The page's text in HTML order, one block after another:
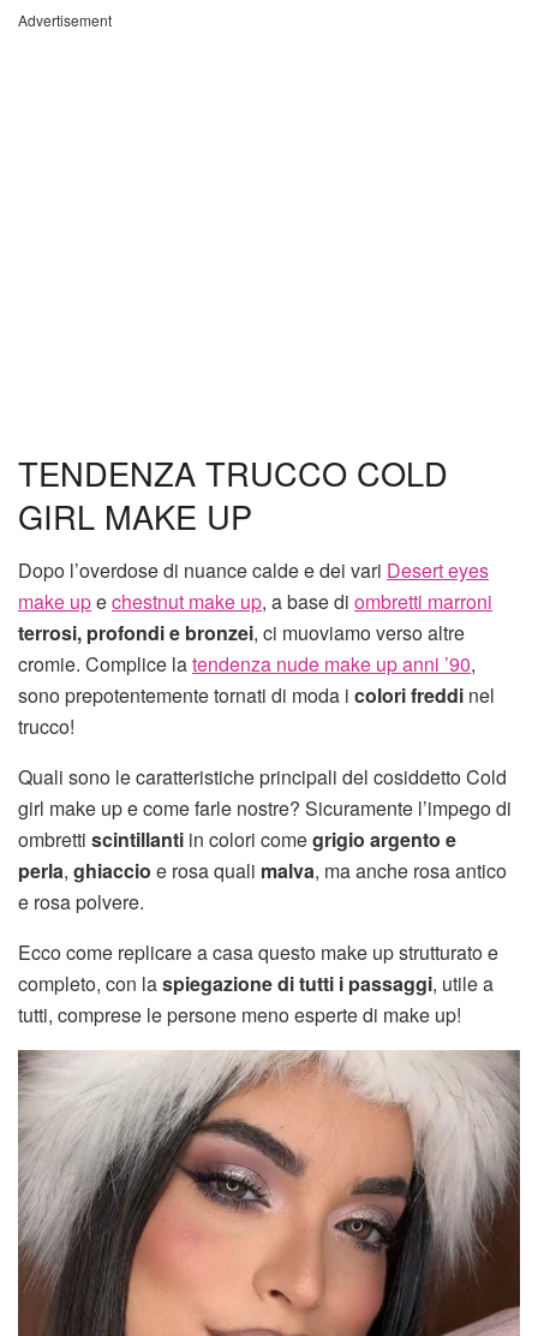
Advertisement
TENDENZA TRUCCO COLD
GIRL MAKE UP
Dopo l’overdose di nuance calde e dei vari Desert eyes
make upechestnut make up, a base di ombretti marroni
terrosi, profondi e bronzei, ci muoviamo verso altre
cromie. Complice latendenza nude make up anni ’90,
sono prepotentemente tornati di moda i colori freddi nel
trucco!
Quali sono le caratteristiche principali del cosiddetto Cold
girl make up e come farle nostre? Sicuramente l’impego di
ombretti scintillanti in colori comegrigio argento e
perla, ghiaccio e rosa quali malva, ma anche rosa antico
e rosa polvere.
Ecco come replicare a casa questo make up strutturato e
completo, con laspiegazione di tutti i passaggi, utile a
tutti, comprese le persone meno esperte di make up!